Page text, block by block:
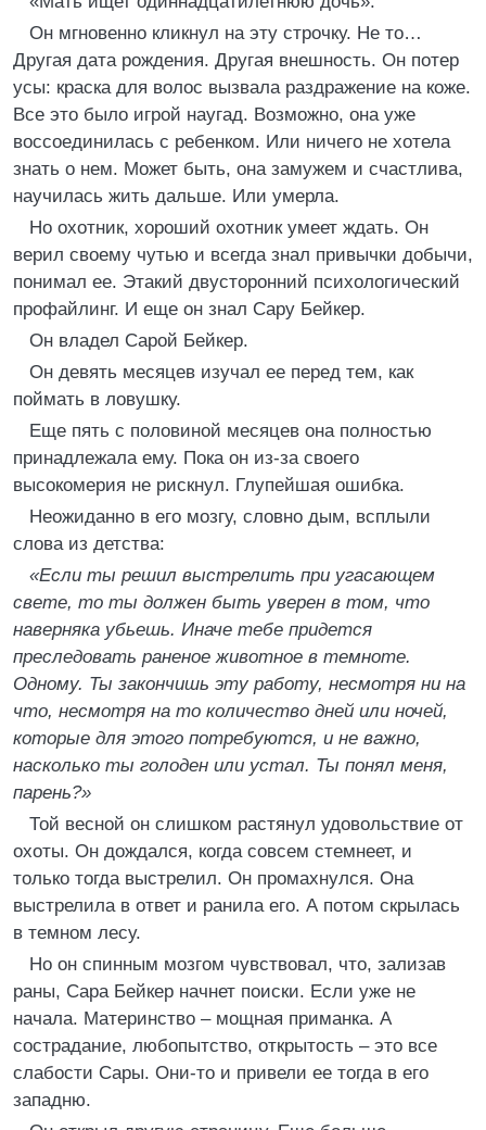
Он мгновенно кликнул на эту строчку. Не то…
Другая дата рождения. Другая внешность. Он потер
усы: краска для волос вызвала раздражение на коже.
Все это было игрой наугад. Возможно, она уже
воссоединилась с ребенком. Или ничего не хотела
знать о нем. Может быть, она замужем и счастлива,
научилась жить дальше. Или умерла.
Но охотник, хороший охотник умеет ждать. Он
верил своему чутью и всегда знал привычки добычи,
понимал ее. Этакий двусторонний психологический
профайлинг. И еще он знал Сару Бейкер.
Он владел Сарой Бейкер.
Он девять месяцев изучал ее перед тем, как
поймать в ловушку.
Еще пять с половиной месяцев она полностью
принадлежала ему. Пока он из-за своего
высокомерия не рискнул. Глупейшая ошибка.
Неожиданно в его мозгу, словно дым, всплыли
слова из детства:
«Если ты решил выстрелить при угасающем
свете, то ты должен быть уверен в том, что
наверняка убьешь. Иначе тебе придется
преследовать раненое животное в темноте.
Одному. Ты закончишь эту работу, несмотря ни на
что, несмотря на то количество дней или ночей,
которые для этого потребуются, и не важно,
насколько ты голоден или устал. Ты понял меня,
парень?»
Той весной он слишком растянул удовольствие от
охоты. Он дождался, когда совсем стемнеет, и
только тогда выстрелил. Он промахнулся. Она
выстрелила в ответ и ранила его. А потом скрылась
в темном лесу.
Но он спинным мозгом чувствовал, что, зализав
раны, Сара Бейкер начнет поиски. Если уже не
начала. Материнство – мощная приманка. А
сострадание, любопытство, открытость – это все
слабости Сары. Они-то и привели ее тогда в его
западню.